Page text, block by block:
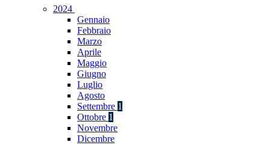
2024
Gennaio
Febbraio
Marzo
Aprile
Maggio
Giugno
Luglio
Agosto
Settembre 1
Ottobre 1
Novembre
Dicembre